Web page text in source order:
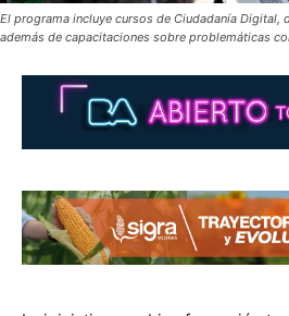
El programa incluye cursos de Ciudadanía Digital,
además de capacitaciones sobre problemáticas